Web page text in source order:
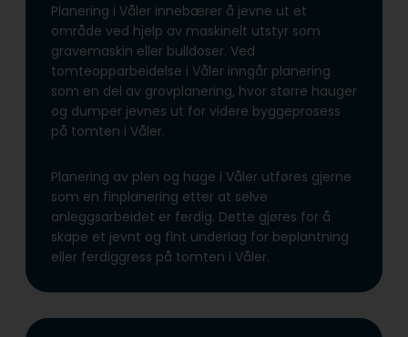
Planering i Våler innebærer å jevne ut et
område ved hjelp av maskinelt utstyr som
gravemaskin eller bulldoser. Ved
tomteopparbeidelse i Våler inngår planering
som en del av grovplanering, hvor større hauger
og dumper jevnes ut for videre byggeprosess
på tomten i Våler.
Planering av plen og hage i Våler utføres gjerne
som en finplanering etter at selve
anleggsarbeidet er ferdig. Dette gjøres for å
skape et jevnt og fint underlag for beplantning
eller ferdiggress på tomten i Våler.